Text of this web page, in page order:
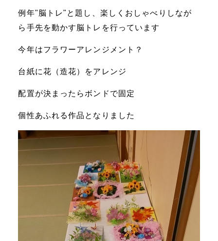
例年"脳トレ"と題し、楽しくおしゃべりしなが
ら手先を動かす脳トレを行っています
今年はフラワーアレンジメント？
台紙に花（造花）をアレンジ
配置が決まったらボンドで固定
個性あふれる作品となりました